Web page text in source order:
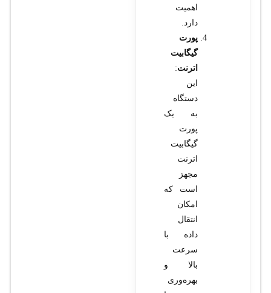
اهمیت
دارد.
پورت
گیگابیت
اترنت:
این
دستگاه
به یک
پورت
گیگابیت
اترنت
مجهز
است که
امکان
انتقال
داده با
سرعت
بالا و
بهره‌وری